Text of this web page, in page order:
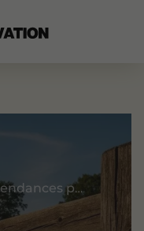
Mur de clôture : Top 7 des tendances pour un jardin moderne en 2025